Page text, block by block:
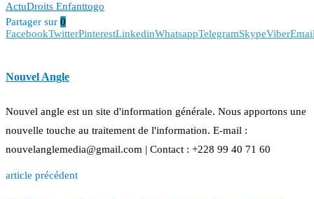
ActuDroits Enfanttogo
Partager sur 0
FacebookTwitterPinterestLinkedinWhatsappTelegramSkypeViber
Nouvel Angle
Nouvel angle est un site d'information générale. Nous apportons une
nouvelle touche au traitement de l'information. E-mail :
nouvelanglemedia@gmail.com | Contact : +228 99 40 71 60
article précédent